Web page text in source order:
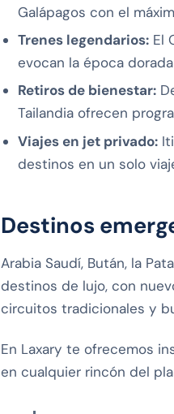
Galápagos con el
Trenes legendarios:El
evocan la época
Retiros de bienestar:
Tailandia ofrecen
Viajes en jet privado:
destinos en un solo
Destinos
Arabia Saudí, Bután, la
destinos de lujo, con
circuitos tradicionales y
En Laxary te ofrecemos
en cualquier rincón del